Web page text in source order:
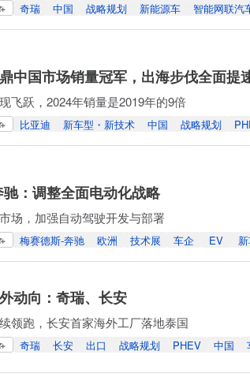
奇瑞 中国 战略规划 新能源车 智能网联汽
中国市场销量冠军，出海步伐全面提
飞跃，2024年销量是2019年的9倍
比亚迪 新车型・新技术 中国 战略规划
：调整全面电动化战略
场，加强自动驾驶开发与部署
梅赛德斯-奔驰 欧洲 技术展 车企 EV
动向：奇瑞、长安
领跑，长安首家海外工厂落地泰国
奇瑞 长安 出口 战略规划 PHEV 中国